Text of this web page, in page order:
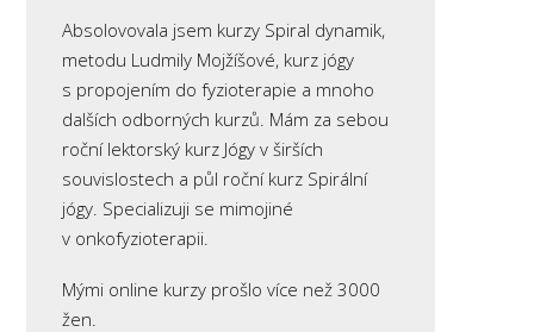
Absolovovala jsem kurzy Spiral dynamik,
metodu Ludmily Mojžíšové, kurz jógy
s propojením do fyzioterapie a mnoho
dalších odborných kurzů. Mám za sebou
roční lektorský kurz Jógy v širších
souvislostech a půl roční kurz Spirální
jógy. Specializuji se mimojiné
v onkofyzioterapii.
Mými online kurzy prošlo více než 3000
žen.